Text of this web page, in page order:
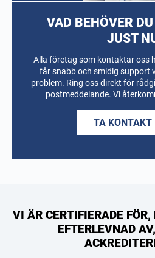
VAD BEHÖVER
JUST
Alla företag som kontaktar oss
får snabb och smidig support
problem. Ring oss direkt för
postmeddelande. Vi
TA KONTAKT
VI ÄR CERTIFIERADE
EFTERLEVNAD